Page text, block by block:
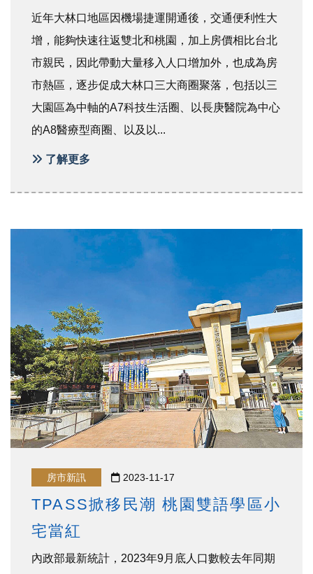
近年大林口地區因機場捷運開通後，交通便利性大
增，能夠快速往返雙北和桃園，加上房價相比台北
市親民，因此帶動大量移入人口增加外，也成為房
市熱區，逐步促成大林口三大商圈聚落，包括以三
大園區為中軸的A7科技生活圈、以長庚醫院為中心
的A8醫療型商圈、以及以...
了解更多
房市新訊 2023-11-17
TPASS掀移民潮 桃園雙語學區小
宅當紅
內政部最新統計，2023年9月底人口數較去年同期